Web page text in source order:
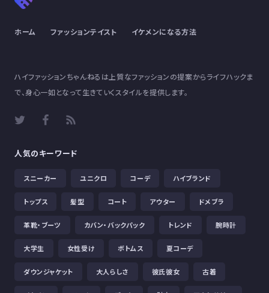
ホーム ファッションテイスト イケメンになる方法
ハイファッションちゃんねるは上質なファッションの提案からライフハックま
で、身心一如となって生きていくスタイルを提供します。
人気のキーワード
スニーカー ユニクロ コーデ ハイブランド
トップス 髪型 コート アウター ドメブラ
革靴・ブーツ カバン・バックパック トレンド 腕時計
大学生 女性受け ボトムス 夏コーデ
ダウンジャケット 大人らしさ 彼氏彼女 古着